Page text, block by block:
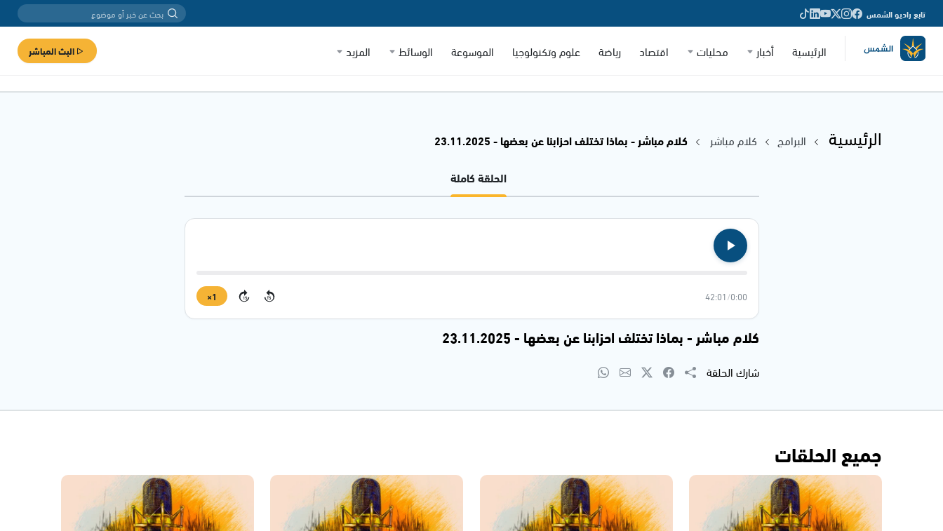
تابع راديو الشمس
الرئيسية أخبار محليات اقتصاد رياضة علوم وتكنولوجيا الموسوعة الوسائط المزيد البث المباشر
الرئيسية البرامج كلام مباشر
كلام مباشر - بماذا تختلف احزابنا عن بعضها - 23.11.2025
الحلقة كاملة
0:00
/
42:01
15
15
1×
كلام مباشر - بماذا تختلف احزابنا عن بعضها - 23.11.2025
شارك الحلقة
جميع الحلقات